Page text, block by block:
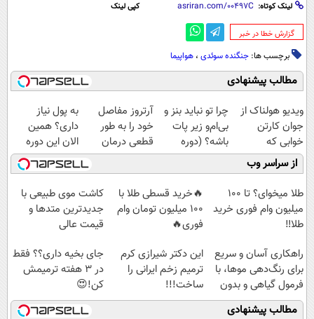
لینک کوتاه: کپی لینک
‌گزارش خطا در خبر
برچسب ها: جنگنده سوئدی ، هواپیما
مطالب پیشنهادی
ویدیو هولناک از
جوان کارتن
خوابی که
میلیاردر شد.
آموزش رایگان
چرا تو نباید بنز و
بی‌ام‌و زیر پات
باشه؟ (دوره
رایگان درآمد
میلیاردی)
آرتروز مفاصل
خود را به طور
قطعی درمان
کنید!
◗پرسش‌نامه◖
به پول نیاز
داری؟ همین
الان این دوره
رایگان رو شرکت
کن تا دیر نشده!
از سراسر وب
طلا میخوای؟ تا 100
میلیون وام فوری خرید
طلا‼️
🔥خرید قسطی طلا با
100 میلیون تومان وام
فوری🔥
کاشت موی طبیعی با
جدیدترین متدها و
قیمت عالی
راهکاری آسان و سریع
برای رنگ‌دهی موها، با
فرمول گیاهی و بدون
آمونیاک
این دکتر شیرازی کرم
ترمیم زخم ایرانی را
ساخت!!!
جای بخیه داری؟؟ فقط
در 3 هفته ترمیمش
کن!😍
مطالب پیشنهادی